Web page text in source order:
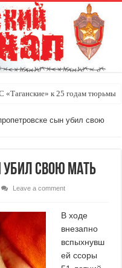
«Таганские» к 25 годам тюрьмы
сын убил свою
убил свою мать
Leave a comment
В ходе
внезапно
вспыхнувш
ей ссоры